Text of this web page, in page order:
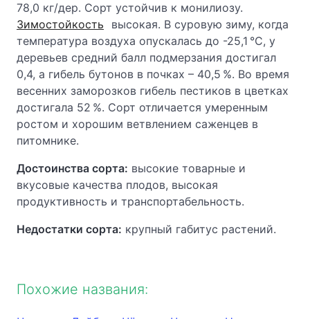
78,0 кг/дер. Сорт устойчив к монилиозу.
Зимостойкость
высокая. В суровую зиму, когда
температура воздуха опускалась до -25,1 °С, у
деревьев средний балл подмерзания достигал
0,4, а гибель бутонов в почках – 40,5 %. Во время
весенних заморозков гибель пестиков в цветках
достигала 52 %. Сорт отличается умеренным
ростом и хорошим ветвлением саженцев в
питомнике.
Достоинства сорта: высокие товарные и
вкусовые качества плодов, высокая
продуктивность и транспортабельность.
Недостатки сорта: крупный габитус растений.
Похожие названия: